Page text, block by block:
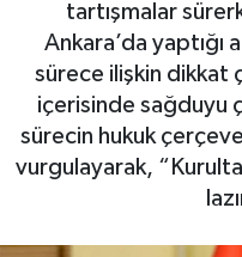
tartışmalar
Ankara’da yaptığı
sürece ilişkin dikkat
içerisinde sağduyu
sürecin hukuk
vurgulayarak,
Resmi İlanlar
Sağlık
Siyaset
Spor